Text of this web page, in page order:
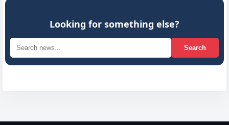
Looking for something else?
Search